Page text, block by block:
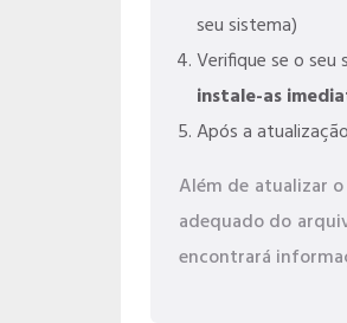
seu sistema)
Verifique se o
instale-as
Após a
Além de atualizar
adequado do
encontrará